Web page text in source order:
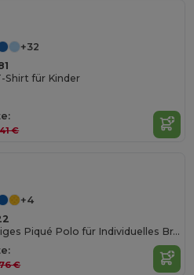
+32
Shirt für Kinder
€
+4
Hochwertiges Piqué Polo für Individuelles Branding
€